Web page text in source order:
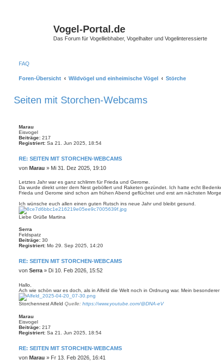
Vogel-Portal.de
Das Forum für Vogelliebhaber, Vogelhalter und Vogelinteressierte
FAQ
Foren-Übersicht Wildvögel und einheimische Vögel Störche
Seiten mit Storchen-Webcams
Marau
Eisvogel
Beiträge: 217
Registriert: Sa 21. Jun 2025, 18:54
RE: SEITEN MIT STORCHEN-WEBCAMS
B
i
t
r
a
g
von Marau » Mi 31. Dez 2025, 19:10
Letztes Jahr war es ganz schlimm für Frieda und Gerome.
Da wurde direkt unter dem Nest geböllert und Raketen gezündet. Ich hatte echt
Frieda und Gerome sind schon am frühen Abend geflüchtet und erst am nächsten
Ich wünsche euch allen einen guten Rutsch ins neue Jahr und bleibt gesund.
Liebe Grüße Martina
Serra
Feldspatz
Beiträge: 30
Registriert: Mo 29. Sep 2025, 14:20
RE: SEITEN MIT STORCHEN-WEBCAMS
B
i
t
r
a
von Serra » Di 10. Feb 2026, 15:52
Hallo,
Ach wie schön war es doch, als in Alfeld die Welt noch in Ordnung war. Mein
Storchennest Alfeld Quelle: https://www.youtube.com/@DNA-eV
Marau
Eisvogel
Beiträge: 217
Registriert: Sa 21. Jun 2025, 18:54
RE: SEITEN MIT STORCHEN-WEBCAMS
B
von Marau » Fr 13. Feb 2026, 16:41